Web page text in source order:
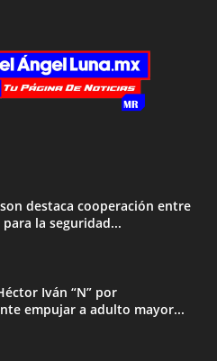
destaca cooperación entre
para la seguridad...
Iván “N” por
empujar a adulto mayor...